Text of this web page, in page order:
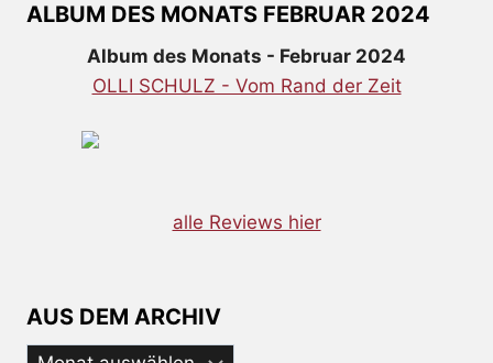
ALBUM DES MONATS FEBRUAR 2024
Album des Monats - Februar 2024
OLLI SCHULZ - Vom Rand der Zeit
alle Reviews hier
AUS DEM ARCHIV
Aus